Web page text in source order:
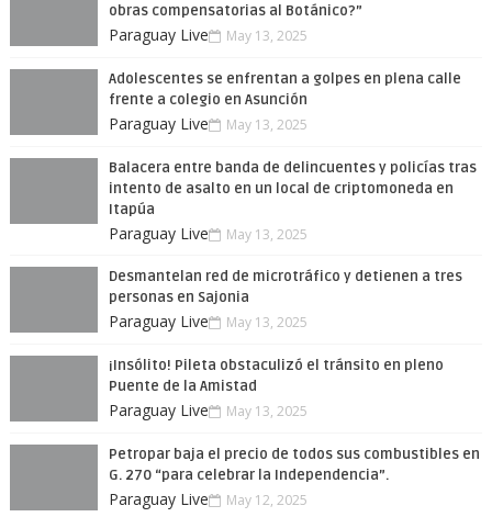
obras compensatorias al Botánico?”
Paraguay Live May 13, 2025
Adolescentes se enfrentan a golpes en plena calle
frente a colegio en Asunción
Paraguay Live May 13, 2025
Balacera entre banda de delincuentes y policías tras
intento de asalto en un local de criptomoneda en
Itapúa
Paraguay Live May 13, 2025
Desmantelan red de microtráfico y detienen a tres
personas en Sajonia
Paraguay Live May 13, 2025
¡Insólito! Pileta obstaculizó el tránsito en pleno
Puente de la Amistad
Paraguay Live May 13, 2025
Petropar baja el precio de todos sus combustibles en
G. 270 “para celebrar la Independencia”.
Paraguay Live May 12, 2025